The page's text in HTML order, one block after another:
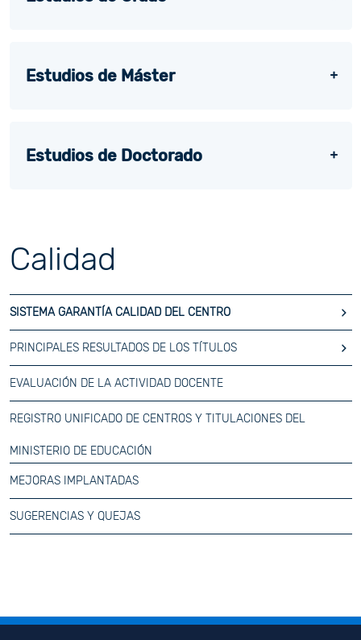
Estudios de Máster
Estudios de Doctorado
Calidad
SISTEMA GARANTÍA CALIDAD DEL CENTRO
PRINCIPALES RESULTADOS DE LOS TÍTULOS
EVALUACIÓN DE LA ACTIVIDAD DOCENTE
REGISTRO UNIFICADO DE CENTROS Y TITULACIONES DEL
MINISTERIO DE EDUCACIÓN
MEJORAS IMPLANTADAS
SUGERENCIAS Y QUEJAS